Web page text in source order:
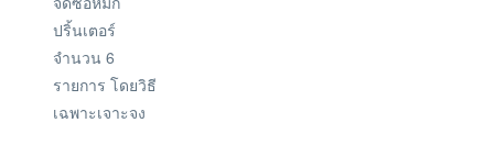
ปริ้นเตอร์
จำนวน 6
รายการ โดยวิธี
เฉพาะเจาะจง